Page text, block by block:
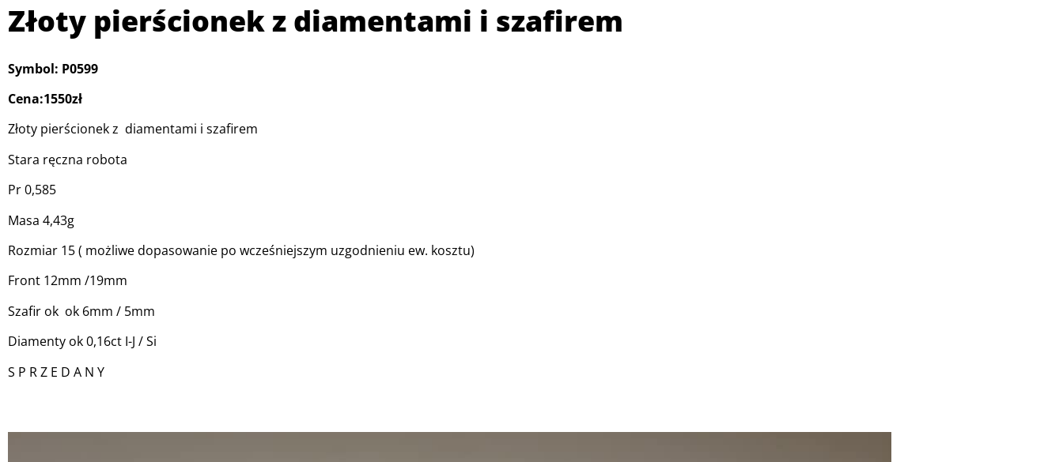
Złoty pierścionek z diamentami i szafirem
Symbol: P0599
Cena:1550zł
Złoty pierścionek z diamentami i szafirem
Stara ręczna robota
Pr 0,585
Masa 4,43g
Rozmiar 15 ( możliwe dopasowanie po wcześniejszym uzgodnieniu ew. kosztu)
Front 12mm /19mm
Szafir ok ok 6mm / 5mm
Diamenty ok 0,16ct I-J / Si
S P R Z E D A N Y